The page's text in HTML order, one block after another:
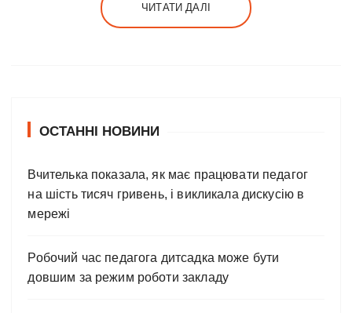
ЧИТАТИ ДАЛІ
ОСТАННІ НОВИНИ
Вчителька показала, як має працювати педагог
на шість тисяч гривень, і викликала дискусію в
мережі
Робочий час педагога дитсадка може бути
довшим за режим роботи закладу